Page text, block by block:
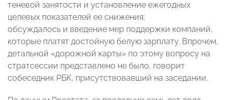
теневой занятости и установление ежегодных
целевых показателей ее снижения;
обсуждалось и введение мер поддержки компаний,
которые платят достойную белую зарплату. Впрочем,
детальной «дорожной карты» по этому вопросу на
стратсессии представлено не было, говорит
собеседник РБК, присутствовавший на заседании.